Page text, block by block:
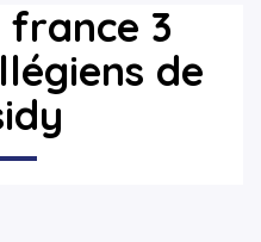
france 3
de